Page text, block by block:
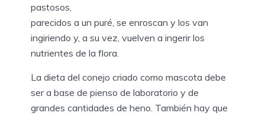
pastosos,
parecidos a un puré, se enroscan y los van
ingiriendo y, a su vez, vuelven a ingerir los
nutrientes de la flora.
La dieta del conejo criado como mascota debe
ser a base de pienso de laboratorio y de
grandes cantidades de heno. También hay que